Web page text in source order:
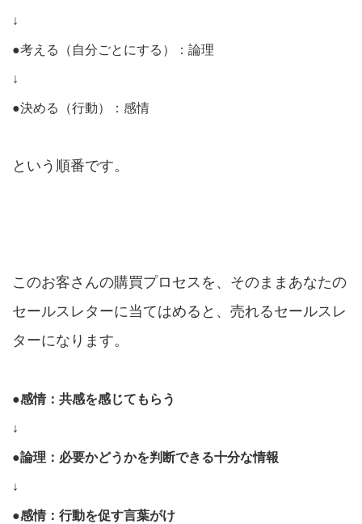
↓
●考える（自分ごとにする）：論理
↓
●決める（行動）：感情
という順番です。
このお客さんの購買プロセスを、そのままあなたの
セールスレターに当てはめると、売れるセールスレ
ターになります。
●感情：共感を感じてもらう
↓
●論理：必要かどうかを判断できる十分な情報
↓
●感情：行動を促す言葉がけ